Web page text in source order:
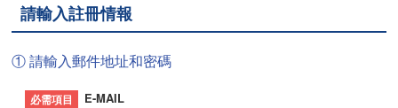
請輸入註冊情報
① 請輸入郵件地址和密碼
E-MAIL